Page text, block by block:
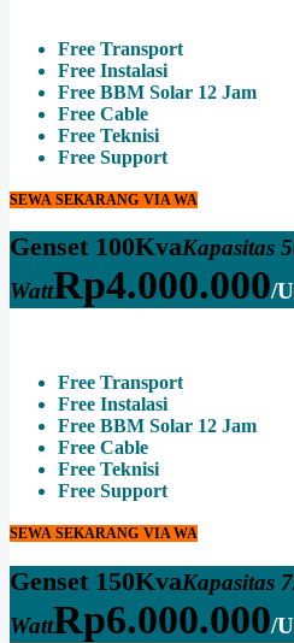
Free Transport
Free Instalasi
Free BBM Solar 12 Jam
Free Cable
Free Teknisi
Free Support
SEWA SEKARANG VIA WA
Genset 100KvaKapasitas
WattRp4.000.000/
Free Transport
Free Instalasi
Free BBM Solar 12 Jam
Free Cable
Free Teknisi
Free Support
SEWA SEKARANG VIA WA
Genset 150KvaKapasitas
WattRp6.000.000/